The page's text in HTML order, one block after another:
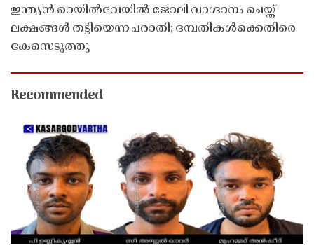
ഇന്ത്യൻ റെയിൽവേയിൽ ജോലി വാഗ്ദാനം ചെയ്ത്
ലക്ഷങ്ങൾ തട്ടിയെന്ന പരാതി; ദമ്പതികൾക്കെതിരെ
കേസെടുത്തു
Recommended